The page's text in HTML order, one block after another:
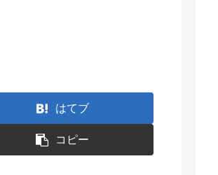
はてブ
コピー